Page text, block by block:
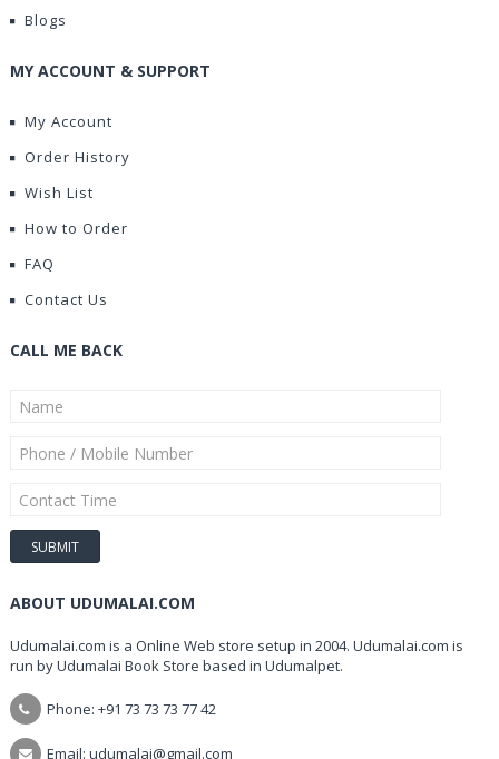
Blogs
MY ACCOUNT & SUPPORT
My Account
Order History
Wish List
How to Order
FAQ
Contact Us
CALL ME BACK
ABOUT UDUMALAI.COM
Udumalai.com is a Online Web store setup in 2004. Udumalai.com is
run by Udumalai Book Store based in Udumalpet.
Phone: +91 73 73 73 77 42
Email: udumalai@gmail.com